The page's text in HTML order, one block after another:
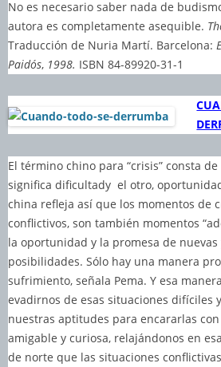
No es necesario saber nada de
autora es completamente asequible.
Traducción de Nuria Martí. Barcelona:
Paidós, 1998. ISBN 84-89920-31-1
El término chino para “crisis” consta
significa dificultady el otro,
china refleja así que los momentos de
conflictivos, son también momentos
la oportunidad y la promesa de nuevas
posibilidades. Sólo hay una manera
sufrimiento, señala Pema. Y esa
evadirnos de esas situaciones difíciles
nuestras aptitudes para encararlas
amigable y curiosa, relajándonos en
de norte que las situaciones